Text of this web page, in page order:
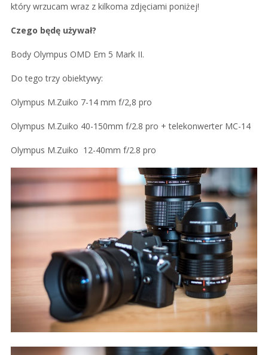
który wrzucam wraz z kilkoma zdjęciami poniżej!
Czego będę używał?
Body Olympus OMD Em 5 Mark II.
Do tego trzy obiektywy:
Olympus M.Zuiko 7-14 mm f/2,8 pro
Olympus M.Zuiko 40-150mm f/2.8 pro + telekonwerter MC-14
Olympus M.Zuiko 12-40mm f/2.8 pro